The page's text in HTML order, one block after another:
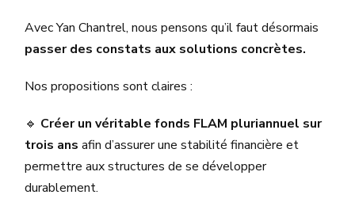
Avec Yan Chantrel, nous pensons qu’il faut désormais
passer des constats aux solutions concrètes.
Nos propositions sont claires :
🔹 Créer un véritable fonds FLAM pluriannuel sur
trois ansafin d’assurer une stabilité financière et
permettre aux structures de se développer
durablement.